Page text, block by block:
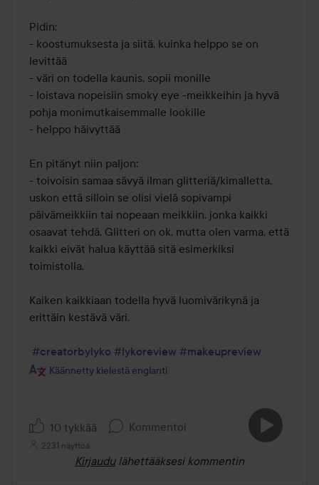
Pidin:
- koostumuksesta ja siitä, kuinka helppo se on
levittää
- väri on todella kaunis, sopii monille
- loistava nopeisiin smoky eye -meikkeihin ja hyvä
pohja monimutkaisemmalle lookille
- helppo häivyttää
En pitänyt niin paljon:
- toivoisin samaa sävyä ilman glitteriä/kimalletta,
uskon että silloin se olisi vielä sopivampi
päivämeikkiin tai nopeaan meikkiin, jonka kaikki
osaavat tehdä. Glitteri on ok, mutta olen varma, että
kaikki eivät halua käyttää sitä esimerkiksi
toimistolla.
Kaiken kaikkiaan todella hyvä luomivärikynä ja
erittäin kestävä väri.
#creatorbylyko #lykoreview #makeupreview
Käännetty kielestä englanti
10 tykkää Kommentoi
2231 näyttöä
Kirjaudu lähettääksesi kommentin